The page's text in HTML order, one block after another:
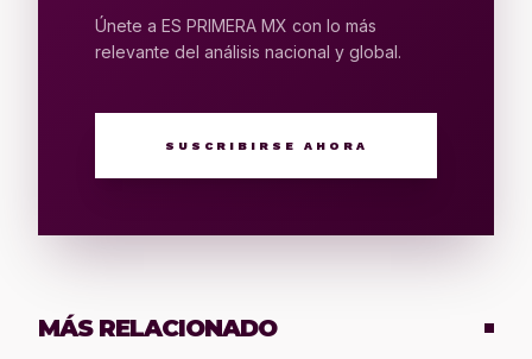
Únete a ES PRIMERA MX con lo más
relevante del análisis nacional y global.
SUSCRIBIRSE AHORA
MÁS RELACIONADO